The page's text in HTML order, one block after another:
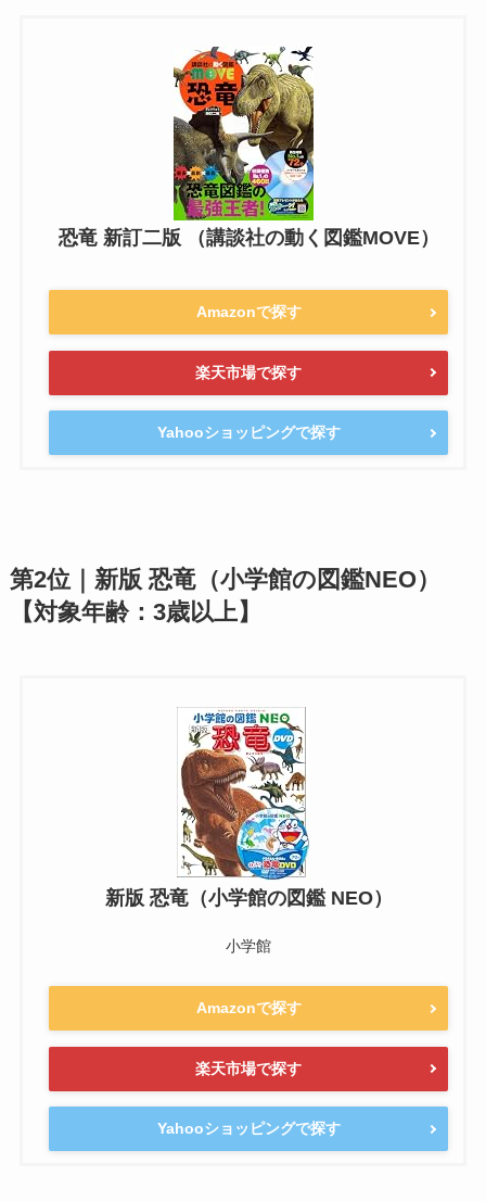
恐竜 新訂二版 （講談社の動く図鑑MOVE）
Amazonで探す
楽天市場で探す
Yahooショッピングで探す
第2位｜新版 恐竜（小学館の図鑑NEO）
【対象年齢：3歳以上】
新版 恐竜（小学館の図鑑 NEO）
小学館
Amazonで探す
楽天市場で探す
Yahooショッピングで探す